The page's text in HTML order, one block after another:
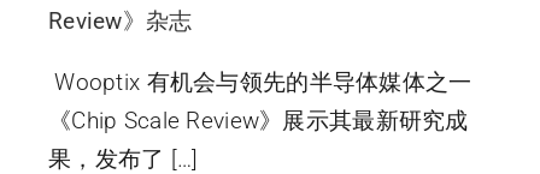
Review》杂志
Wooptix 有机会与领先的半导体媒体之一
《Chip Scale Review》展示其最新研究成
果，发布了 […]